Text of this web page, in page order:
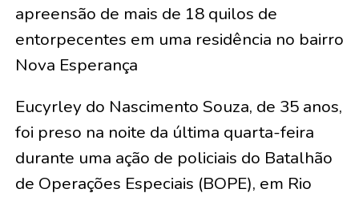
apreensão de mais de 18 quilos de
entorpecentes em uma residência no bairro
Nova Esperança
Eucyrley do Nascimento Souza, de 35 anos,
foi preso na noite da última quarta-feira
durante uma ação de policiais do Batalhão
de Operações Especiais (BOPE), em Rio